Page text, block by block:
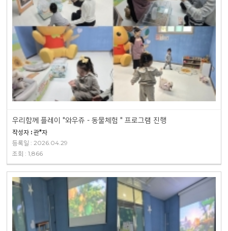
우리함께 플레이 "와우쥬 - 동물체험 " 프로그램 진행
작성자 : 관*자
등록일 : 2026.04.29
조회 : 1,866